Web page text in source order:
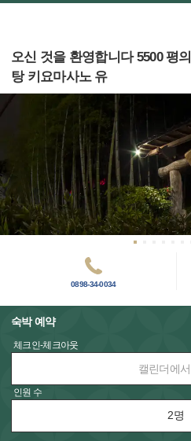
오신 것을 환영합니다 5500 평
탕 키요마사노 유
0898-34-0034
숙박 예약
체크인-체크아웃
캘린더에
인원 수